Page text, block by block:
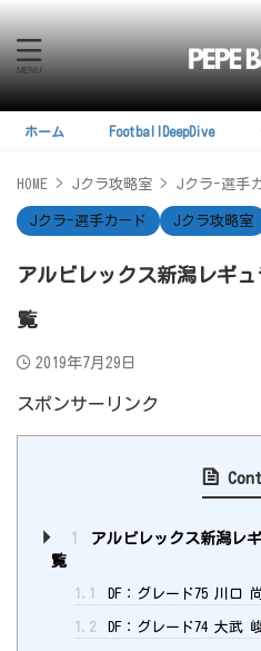
ホーム FootballDeepDive
HOME > Jクラ攻略室 > Jクラ-選手
Jクラ-選手カード Jクラ攻略室
アルビレックス新潟レギ
覧
2019年7月29日
スポンサーリンク
1
アルビレックス新潟レ
覧
1.1 DF：グレード75 川口
1.2 DF：グレード74 大武